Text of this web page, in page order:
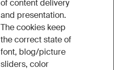
of content delivery
and presentation.
The cookies keep
the correct state of
font, blog/picture
sliders, color